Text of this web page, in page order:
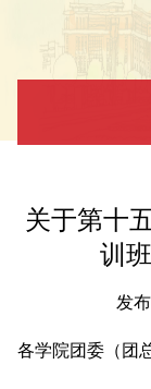
关于第十
训
发布
各学院团委（团